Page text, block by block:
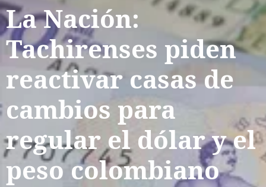
La Nación:
Tachirenses piden
reactivar casas de
cambios para
regular el dólar y el
peso colombiano